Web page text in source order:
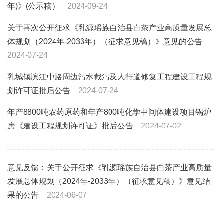
年)》(公示稿）
2024-09-24
关于再次公开征求《乳源瑶族自治县白茶产业高质量发展总
体规划（2024年-2033年）（征求意见稿）》意见的公告
2024-07-24
乳城镇滨江中路周边污水截污及人行道修复工程建设工程规
划许可证批后公告
2024-07-24
年产8800吨农药原药和年产800吨化学中间体建设项目锅炉
房《建设工程规划许可证》批后公告
2024-07-02
意见反馈：关于公开征求《乳源瑶族自治县白茶产业高质量
发展总体规划（2024年-2033年）（征求意见稿）》意见结
果的公告
2024-06-07